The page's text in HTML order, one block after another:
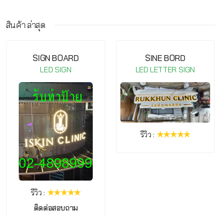
กรุณาเข้าสู่ระบบ จึงจะสามารถ เขียนรีวิวสินค้านี้ได้
สินค้า ล่าสุด
SIGN BOARD
LED SIGN
รีวิว :
ติดต่อสอบถาม
SINE BORD
LED LETTER SIGN
รีวิว :